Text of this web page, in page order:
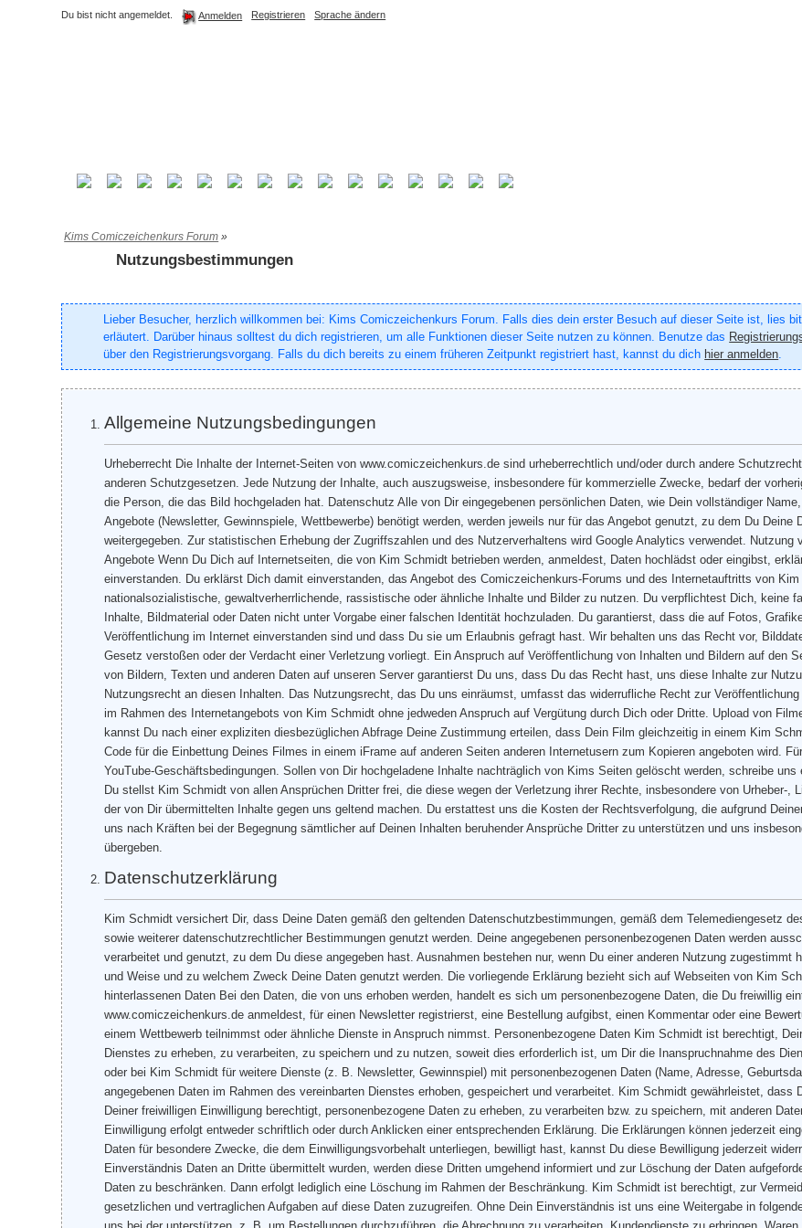
Du bist nicht angemeldet. Anmelden Registrieren Sprache ändern
Kims Comiczeichenkurs Forum »
Nutzungsbestimmungen
Lieber Besucher, herzlich willkommen bei: Kims Comiczeichenkurs Forum. Falls dies dein erster Besuch auf dieser Seite ist, lies
erläutert. Darüber hinaus solltest du dich registrieren, um alle Funktionen dieser Seite nutzen zu können. Benutze das
über den Registrierungsvorgang. Falls du dich bereits zu einem früheren Zeitpunkt registriert hast, kannst du dich hier anmelden.
Allgemeine Nutzungsbedingungen
Urheberrecht Die Inhalte der Internet-Seiten von www.comiczeichenkurs.de sind urheberrechtlich und/oder durch andere
anderen Schutzgesetzen. Jede Nutzung der Inhalte, auch auszugsweise, insbesondere für kommerzielle Zwecke, bedarf der
die Person, die das Bild hochgeladen hat. Datenschutz Alle von Dir eingegebenen persönlichen Daten, wie Dein vollständiger
Angebote (Newsletter, Gewinnspiele, Wettbewerbe) benötigt werden, werden jeweils nur für das Angebot genutzt, zu dem Du
weitergegeben. Zur statistischen Erhebung der Zugriffszahlen und des Nutzerverhaltens wird Google Analytics verwendet. Nutzung
Angebote Wenn Du Dich auf Internetseiten, die von Kim Schmidt betrieben werden, anmeldest, Daten hochlädst oder eingibst,
einverstanden. Du erklärst Dich damit einverstanden, das Angebot des Comiczeichenkurs-Forums und des Internetauftritts von
nationalsozialistische, gewaltverherrlichende, rassistische oder ähnliche Inhalte und Bilder zu nutzen. Du verpflichtest Dich, keine
Inhalte, Bildmaterial oder Daten nicht unter Vorgabe einer falschen Identität hochzuladen. Du garantierst, dass die auf Fotos,
Veröffentlichung im Internet einverstanden sind und dass Du sie um Erlaubnis gefragt hast. Wir behalten uns das Recht vor,
Gesetz verstoßen oder der Verdacht einer Verletzung vorliegt. Ein Anspruch auf Veröffentlichung von Inhalten und Bildern auf den
von Bildern, Texten und anderen Daten auf unseren Server garantierst Du uns, dass Du das Recht hast, uns diese Inhalte zur
Nutzungsrecht an diesen Inhalten. Das Nutzungsrecht, das Du uns einräumst, umfasst das widerrufliche Recht zur
im Rahmen des Internetangebots von Kim Schmidt ohne jedweden Anspruch auf Vergütung durch Dich oder Dritte. Upload von
kannst Du nach einer expliziten diesbezüglichen Abfrage Deine Zustimmung erteilen, dass Dein Film gleichzeitig in einem Kim
Code für die Einbettung Deines Filmes in einem iFrame auf anderen Seiten anderen Internetusern zum Kopieren angeboten wird.
YouTube-Geschäftsbedingungen. Sollen von Dir hochgeladene Inhalte nachträglich von Kims Seiten gelöscht werden, schreibe
Du stellst Kim Schmidt von allen Ansprüchen Dritter frei, die diese wegen der Verletzung ihrer Rechte, insbesondere von Urheber-,
der von Dir übermittelten Inhalte gegen uns geltend machen. Du erstattest uns die Kosten der Rechtsverfolgung, die aufgrund
uns nach Kräften bei der Begegnung sämtlicher auf Deinen Inhalten beruhender Ansprüche Dritter zu unterstützen und uns
übergeben.
Datenschutzerklärung
Kim Schmidt versichert Dir, dass Deine Daten gemäß den geltenden Datenschutzbestimmungen, gemäß dem Telemediengesetz
sowie weiterer datenschutzrechtlicher Bestimmungen genutzt werden. Deine angegebenen personenbezogenen Daten werden
verarbeitet und genutzt, zu dem Du diese angegeben hast. Ausnahmen bestehen nur, wenn Du einer anderen Nutzung
und Weise und zu welchem Zweck Deine Daten genutzt werden. Die vorliegende Erklärung bezieht sich auf Webseiten von Kim
hinterlassenen Daten Bei den Daten, die von uns erhoben werden, handelt es sich um personenbezogene Daten, die Du freiwillig
www.comiczeichenkurs.de anmeldest, für einen Newsletter registrierst, eine Bestellung aufgibst, einen Kommentar oder eine
einem Wettbewerb teilnimmst oder ähnliche Dienste in Anspruch nimmst. Personenbezogene Daten Kim Schmidt ist berechtigt,
Dienstes zu erheben, zu verarbeiten, zu speichern und zu nutzen, soweit dies erforderlich ist, um Dir die Inanspruchnahme des
oder bei Kim Schmidt für weitere Dienste (z. B. Newsletter, Gewinnspiel) mit personenbezogenen Daten (Name, Adresse,
angegebenen Daten im Rahmen des vereinbarten Dienstes erhoben, gespeichert und verarbeitet. Kim Schmidt gewährleistet,
Deiner freiwilligen Einwilligung berechtigt, personenbezogene Daten zu erheben, zu verarbeiten bzw. zu speichern, mit anderen
Einwilligung erfolgt entweder schriftlich oder durch Anklicken einer entsprechenden Erklärung. Die Erklärungen können jederzeit
Daten für besondere Zwecke, die dem Einwilligungsvorbehalt unterliegen, bewilligt hast, kannst Du diese Bewilligung jederzeit
Einverständnis Daten an Dritte übermittelt wurden, werden diese Dritten umgehend informiert und zur Löschung der Daten
Daten zu beschränken. Dann erfolgt lediglich eine Löschung im Rahmen der Beschränkung. Kim Schmidt ist berechtigt, zur
gesetzlichen und vertraglichen Aufgaben auf diese Daten zuzugreifen. Ohne Dein Einverständnis ist uns eine Weitergabe in